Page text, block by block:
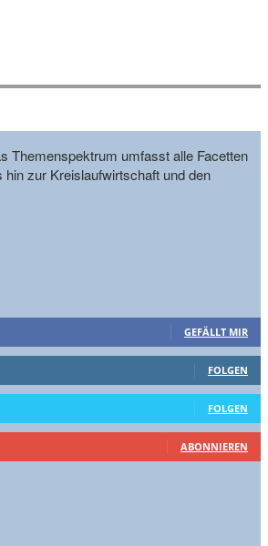
Themenspektrum umfasst alle Facetten
zur Kreislaufwirtschaft und den
GEFÄLLT MIR
FOLGEN
FOLGEN
ABONNIEREN